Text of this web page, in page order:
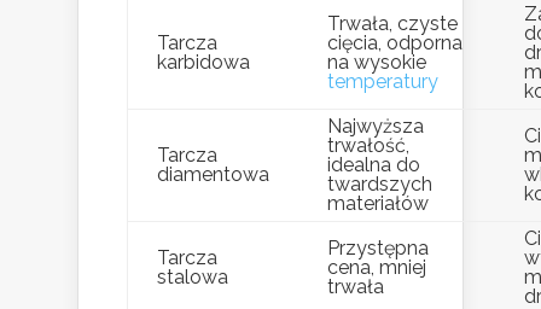
Tarcza
karbidowa
Trwała, czyste
cięcia, odporna
na wysokie
temperatury
Tarcza
diamentowa
Najwyższa
trwałość,
idealna do
twardszych
materiałów
Tarcza
stalowa
Przystępna
cena, mniej
trwała